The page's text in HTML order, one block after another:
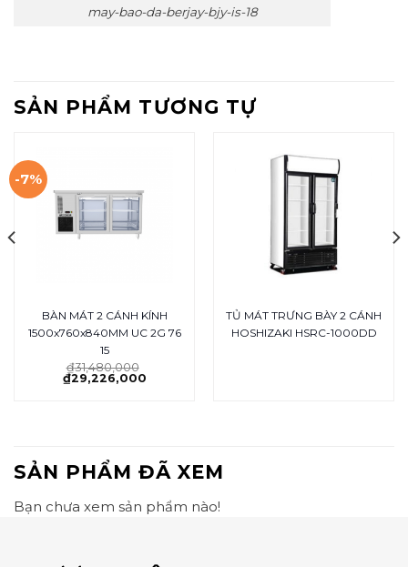
may-bao-da-berjay-bjy-is-18
SẢN PHẨM TƯƠNG TỰ
-7%
BÀN MÁT 2 CÁNH KÍNH
1500x760x840MM UC 2G 76
15
₫31,480,000
₫29,226,000
TỦ MÁT TRƯNG BÀY 2 CÁNH
HOSHIZAKI HSRC-1000DD
SẢN PHẨM ĐÃ XEM
Bạn chưa xem sản phẩm nào!